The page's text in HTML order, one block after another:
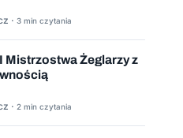
· 3 min czytania
Mistrzostwa Żeglarzy z
· 2 min czytania